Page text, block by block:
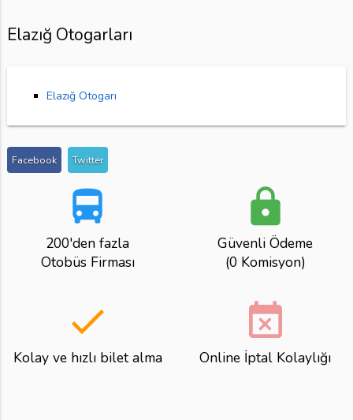
Elazığ Otogarları
Elazığ Otogarı
Facebook Twitter
directions_bus
200'den fazla
Otobüs Firması
lock
Güvenli Ödeme
(0 Komisyon)
done
Kolay ve hızlı bilet alma
event_busy
Online İptal Kolaylığı